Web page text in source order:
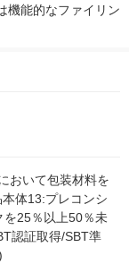
機能的なファイリン
おいて包装材料を
体13:プレコンシ
を25％以上50％未
認証取得/SBT準